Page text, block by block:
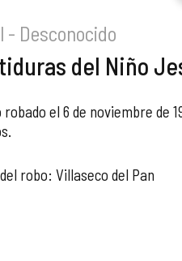
- Desconocido
del Niño
robado el 6 de noviembre de
robo: Villaseco del Pan